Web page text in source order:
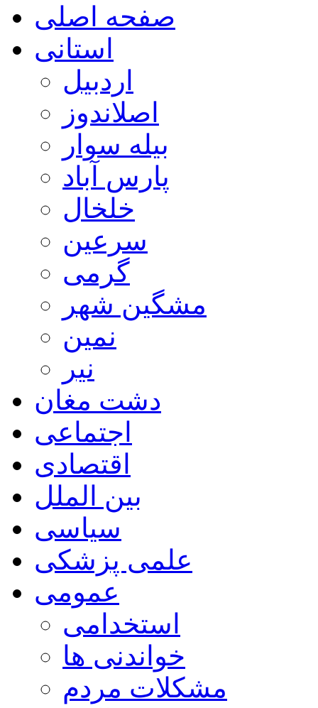
صفحه اصلی
استانی
اردبیل
اصلاندوز
بیله سوار
پارس آباد
خلخال
سرعین
گرمی
مشگین شهر
نمین
نیر
دشت مغان
اجتماعی
اقتصادی
بین الملل
سیاسی
علمی پزشکی
عمومی
استخدامی
خواندنی ها
مشکلات مردم